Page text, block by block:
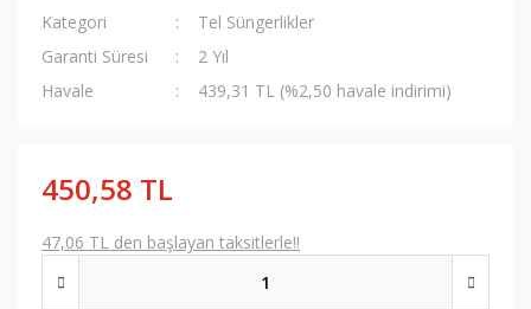
Kategori
Tel Süngerlikler
Garanti Süresi
2 Yıl
Havale
439,31 TL (%2,50 havale indirimi)
450,58 TL
47,06 TL den başlayan taksitlerle!!